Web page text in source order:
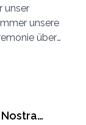
unser
unsere
über
eine